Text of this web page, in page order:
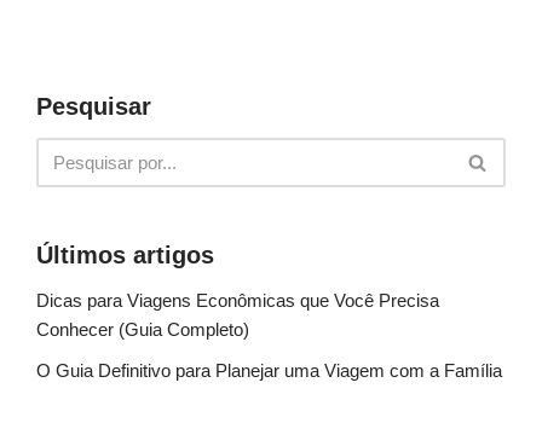
Pesquisar
Últimos artigos
Dicas para Viagens Econômicas que Você Precisa
Conhecer (Guia Completo)
O Guia Definitivo para Planejar uma Viagem com a Família